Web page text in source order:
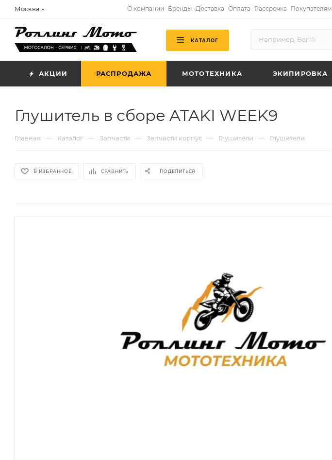
Москва О компании Бренды Доставка Оплата Рассрочка Покупателям
КАТАЛОГ
АКЦИИ РАСПРОДАЖА МОТОТЕХНИКА ЭКИПИРОВКА
Глушитель в сборе ATAKI WEEK9
Главная — Каталог — Запчасти — Запчасти корпус — Глушители — Глушители
В ИЗБРАННОЕ СРАВНИТЬ ПОДЕЛИТЬСЯ